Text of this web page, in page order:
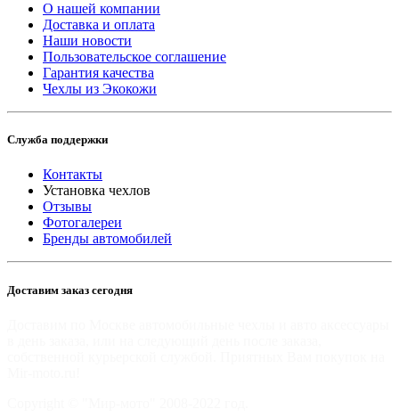
О нашей компании
Доставка и оплата
Наши новости
Пользовательское соглашение
Гарантия качества
Чехлы из Экокожи
Служба поддержки
Контакты
Установка чехлов
Отзывы
Фотогалереи
Бренды автомобилей
Доставим заказ сегодня